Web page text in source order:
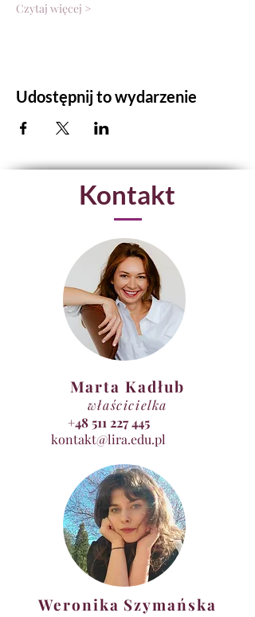
Czytaj więcej >
Udostępnij to wydarzenie
Kontakt
Marta Kadłub
właścicielka
+48 511 227 445
kontakt@lira.edu.pl
Weronika Szymańska